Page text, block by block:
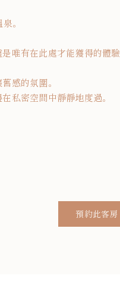
。
唯有在此處才能獲得的體驗
感的氛圍。
私密空間中靜靜地度過。
預約此客房